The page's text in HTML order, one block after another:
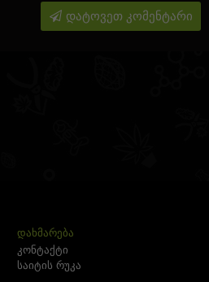
დატოვეთ კომენტარი
ᲓᲐᲮᲛᲐᲠᲔᲑᲐ
კონტაქტი
საიტის რუკა